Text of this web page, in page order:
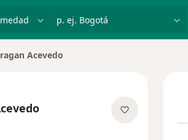
p. ej. Bogotá
Acevedo